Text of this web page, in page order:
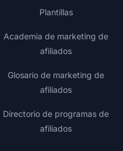
Plantillas
Academia de marketing de
afiliados
Glosario de marketing de
afiliados
Directorio de programas de
afiliados